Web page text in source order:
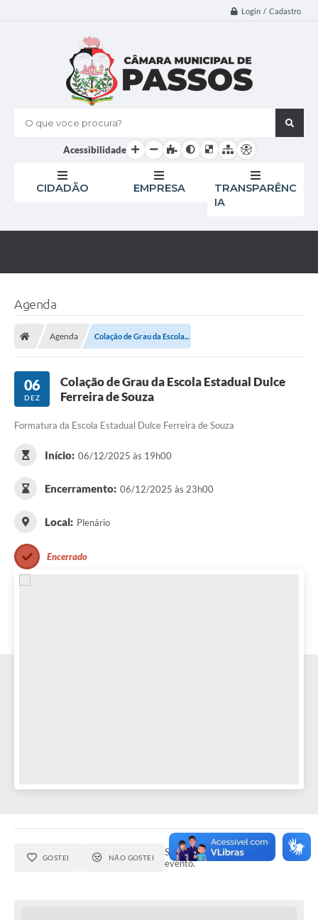
Login / Cadastro
O que voce procura?
Acessibilidade
CIDADÃO EMPRESA
TRANSPARÊNC
IA
Agenda
Agenda Colação de Grau da Escola...
06
DEZ
Colação de Grau da Escola Estadual Dulce
Ferreira de Souza
Formatura da Escola Estadual Dulce Ferreira de Souza
Início: 06/12/2025 às 19h00
Encerramento: 06/12/2025 às 23h00
Local: Plenário
Encerrado
GOSTEI NÃO GOSTEI
Seja o primeiro a curtir este
evento.